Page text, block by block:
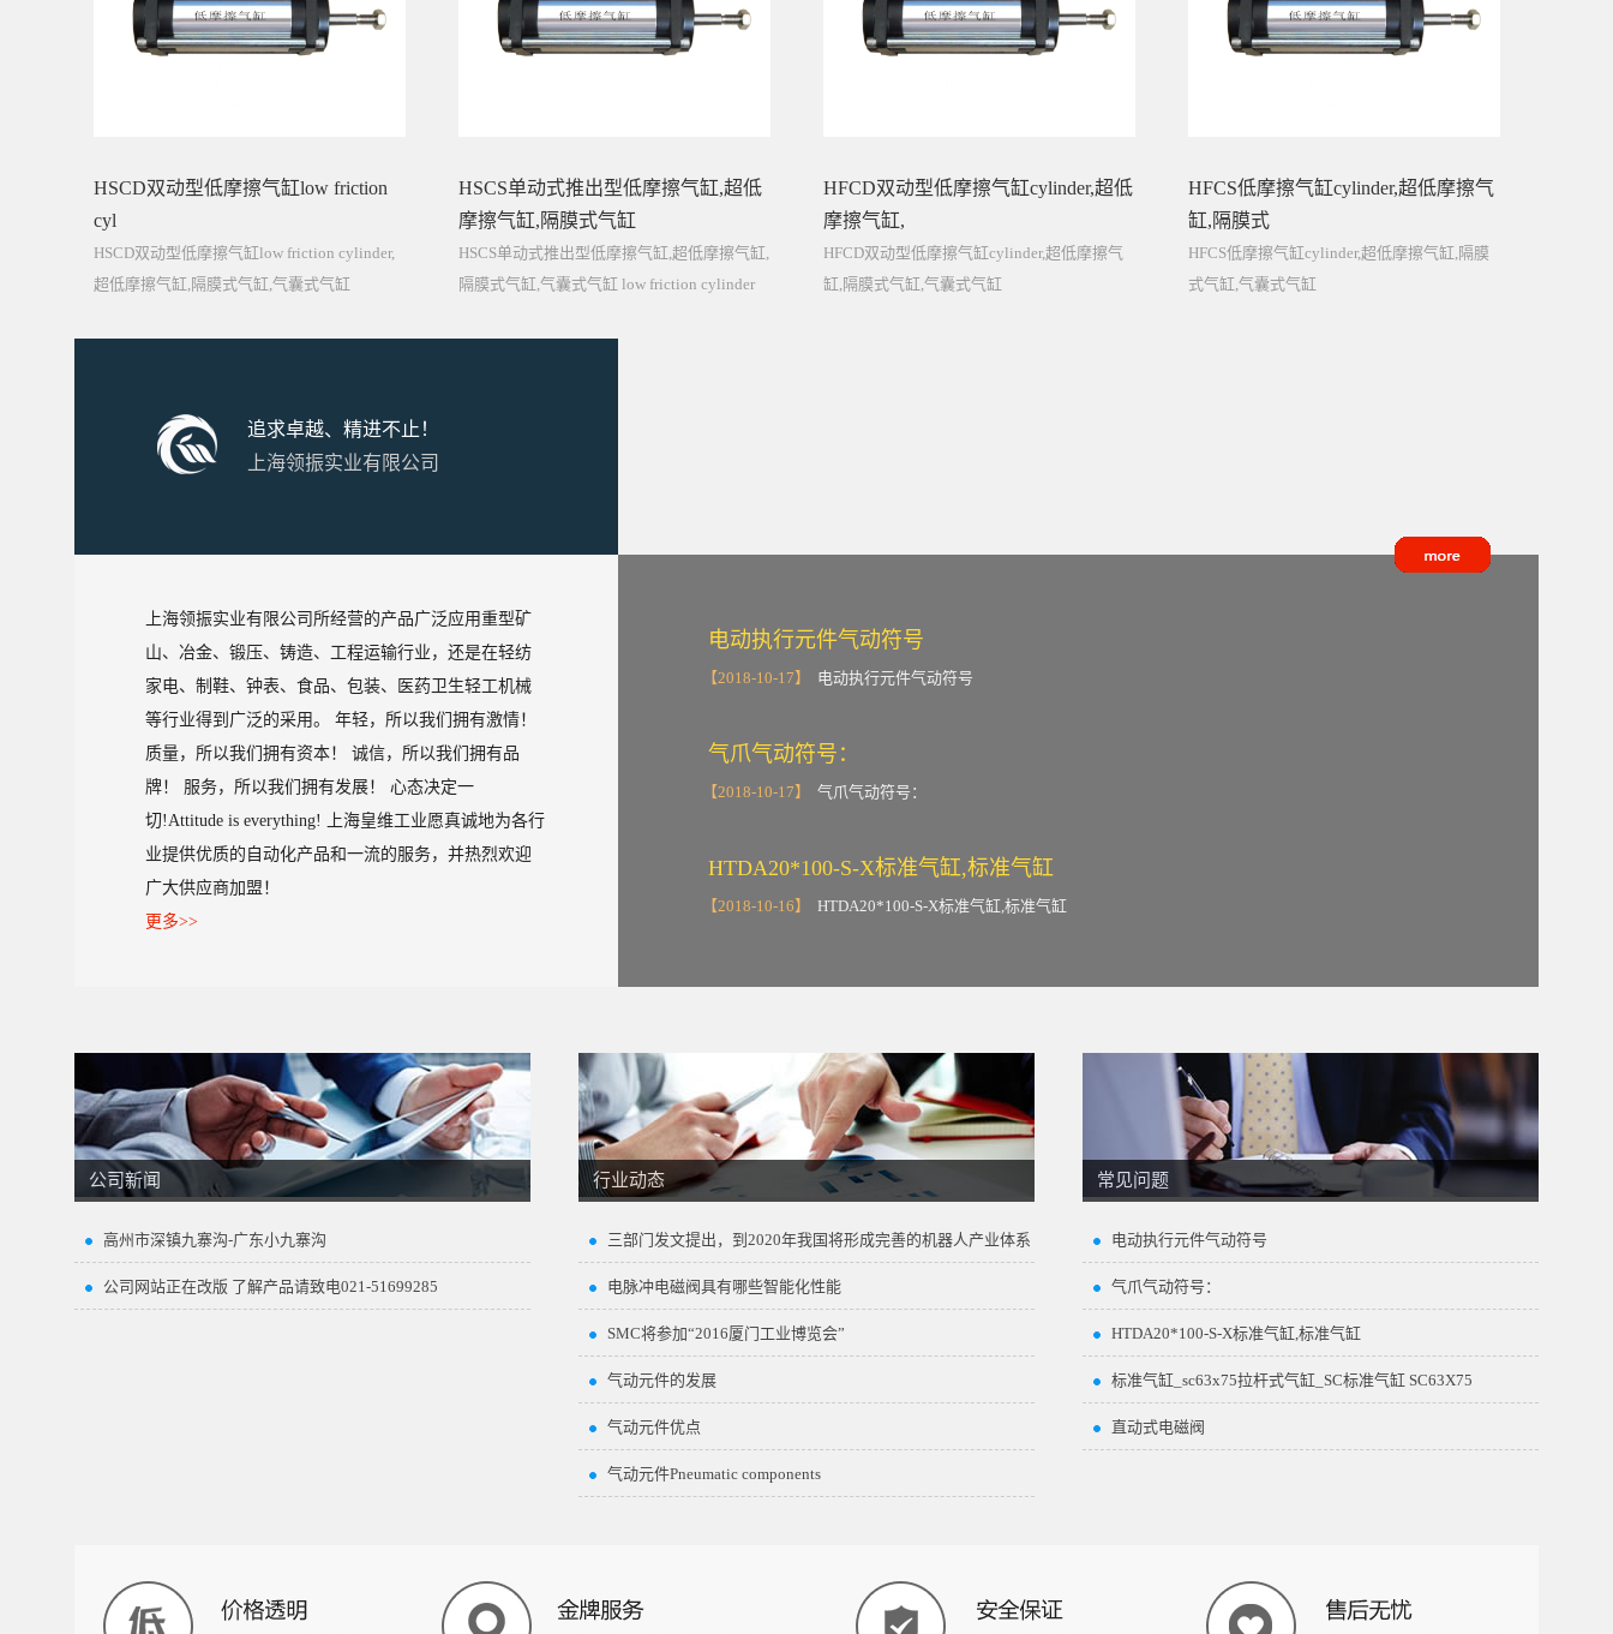
HSCD双动型低摩擦气缸low friction
cyl
HSCD双动型低摩擦气缸low friction cylinder,
超低摩擦气缸,隔膜式气缸,气囊式气缸
HSCS单动式推出型低摩擦气缸,超低
摩擦气缸,隔膜式气缸
HSCS单动式推出型低摩擦气缸,超低摩擦气缸,
隔膜式气缸,气囊式气缸 low friction cylinder
HFCD双动型低摩擦气缸cylinder,超低
摩擦气缸,
HFCD双动型低摩擦气缸cylinder,超低摩擦气
缸,隔膜式气缸,气囊式气缸
HFCS低摩擦气缸cylinder,超低摩擦气
缸,隔膜式
HFCS低摩擦气缸cylinder,超低摩擦气缸,隔膜
式气缸,气囊式气缸
追求卓越、精进不止！
上海领振实业有限公司
上海领振实业有限公司所经营的产品广泛应用重型矿
山、冶金、锻压、铸造、工程运输行业，还是在轻纺
家电、制鞋、钟表、食品、包装、医药卫生轻工机械
等行业得到广泛的采用。 年轻，所以我们拥有激情！
质量，所以我们拥有资本！ 诚信，所以我们拥有品
牌！ 服务，所以我们拥有发展！ 心态决定一
切!Attitude is everything! 上海皇维工业愿真诚地为各行
业提供优质的自动化产品和一流的服务，并热烈欢迎
广大供应商加盟！
更多>>
电动执行元件气动符号
【2018-10-17】 电动执行元件气动符号
气爪气动符号：
【2018-10-17】 气爪气动符号：
HTDA20*100-S-X标准气缸,标准气缸
【2018-10-16】 HTDA20*100-S-X标准气缸,标准气缸
公司新闻
高州市深镇九寨沟-广东小九寨沟
公司网站正在改版 了解产品请致电021-51699285
行业动态
三部门发文提出，到2020年我国将形成完善的机器人产业体系
电脉冲电磁阀具有哪些智能化性能
SMC将参加“2016厦门工业博览会”
气动元件的发展
气动元件优点
气动元件Pneumatic components
常见问题
电动执行元件气动符号
气爪气动符号：
HTDA20*100-S-X标准气缸,标准气缸
标准气缸_sc63x75拉杆式气缸_SC标准气缸 SC63X75
直动式电磁阀